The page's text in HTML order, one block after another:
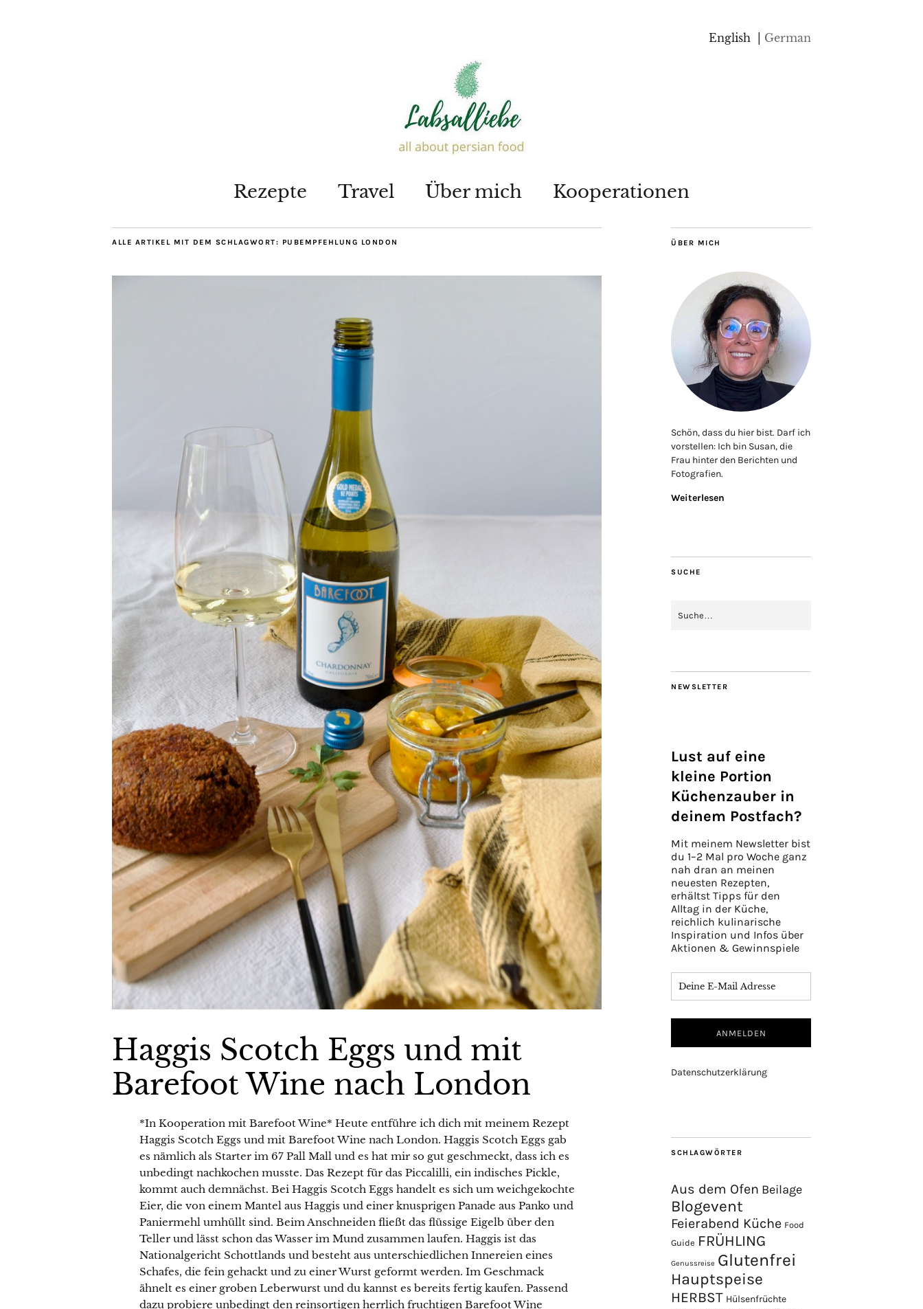
English German
Rezepte Travel Über mich Kooperationen
ALLE ARTIKEL MIT DEM SCHLAGWORT: PUBEMPFEHLUNG LONDON
Haggis Scotch Eggs und mit
Barefoot Wine nach London
*In Kooperation mit Barefoot Wine* Heute entführe ich dich mit meinem Rezept
Haggis Scotch Eggs und mit Barefoot Wine nach London. Haggis Scotch Eggs gab
es nämlich als Starter im 67 Pall Mall und es hat mir so gut geschmeckt, dass ich es
unbedingt nachkochen musste. Das Rezept für das Piccalilli, ein indisches Pickle,
kommt auch demnächst. Bei Haggis Scotch Eggs handelt es sich um weichgekochte
Eier, die von einem Mantel aus Haggis und einer knusprigen Panade aus Panko und
Paniermehl umhüllt sind. Beim Anschneiden fließt das flüssige Eigelb über den
Teller und lässt schon das Wasser im Mund zusammen laufen. Haggis ist das
Nationalgericht Schottlands und besteht aus unterschiedlichen Innereien eines
Schafes, die fein gehackt und zu einer Wurst geformt werden. Im Geschmack
ähnelt es einer groben Leberwurst und du kannst es bereits fertig kaufen. Passend
dazu probiere unbedingt den reinsortigen herrlich fruchtigen Barefoot Wine
ÜBER MICH
Schön, dass du hier bist. Darf ich
vorstellen: Ich bin Susan, die
Frau hinter den Berichten und
Fotografien.
Weiterlesen
SUCHE
NEWSLETTER
Lust auf eine
kleine Portion
Küchenzauber in
deinem Postfach?
Mit meinem Newsletter bist
du 1–2 Mal pro Woche ganz
nah dran an meinen
neuesten Rezepten,
erhältst Tipps für den
Alltag in der Küche,
reichlich kulinarische
Inspiration und Infos über
Aktionen & Gewinnspiele
Datenschutzerklärung
SCHLAGWÖRTER
Aus dem Ofen Beilage
Blogevent
Feierabend Küche Food
Guide FRÜHLING
Genussreise Glutenfrei
Hauptspeise
HERBST Hülsenfrüchte